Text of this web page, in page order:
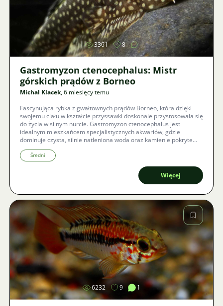
Zdjęcie
3361 8
Gastromyzon ctenocephalus: Mistr
górskich prądów z Borneo
Michal Klacek, 6 miesięcy temu
Fascynująca rybka z gwałtownych prądów Borneo, która dzięki
swojemu ciału w kształcie przyssawki doskonale przystosowała się
do życia w silnym nurcie. Gastromyzon ctenocephalus jest
idealnym mieszkańcem specjalistycznych akwariów, gdzie
dominuje czysta, silnie natleniona woda oraz kamienie pokryte
naturalnym wzrostem glonów.
Średni
Więcej
Zdjęcie
6232 9 1